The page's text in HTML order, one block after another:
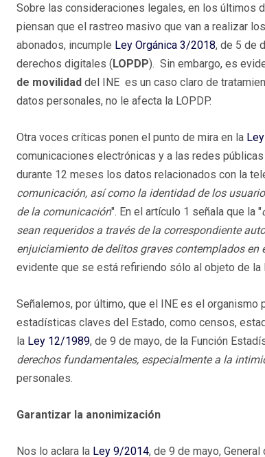
Sobre las consideraciones legales, en los últimos
piensan que el rastreo masivo que van a realizar
abonados, incumple Ley Orgánica 3/2018, de 5 de
derechos digitales (LOPDP). Sin embargo, es
de movilidad del INE es un caso claro de
datos personales, no le afecta la LOPDP.
Otra voces críticas ponen el punto de mira en la
comunicaciones electrónicas y a las redes
durante 12 meses los datos relacionados con la
comunicación, así como la identidad de los
de la comunicación". En el artículo 1 señala que la "
sean requeridos a través de la correspondiente
enjuiciamiento de delitos graves contemplados en
evidente que se está refiriendo sólo al objeto de la
Señalemos, por último, que el INE es el
estadísticas claves del Estado, como censos,
la Ley 12/1989, de 9 de mayo, de la Función
derechos fundamentales, especialmente a la
personales.
Garantizar la anonimización
Nos lo aclara la Ley 9/2014, de 9 de mayo, General